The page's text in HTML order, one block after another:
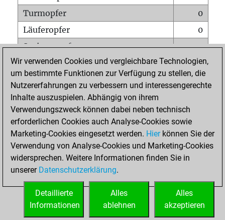
Turmopfer
0
Läuferopfer
0
Springeropfer
0
Bauernopfer
2
Matt auf vollem Brett
0
Bauer setzt Matt
Erstickte Matts
Unterverwandlungen
0
Türme auf der siebten
0
STARTSEITE
Wir verwenden Cookies und vergleichbare Technologien,
um bestimmte Funktionen zur Verfügung zu stellen, die
Nutzererfahrungen zu verbessern und interessengerechte
Inhalte auszuspielen. Abhängig von ihrem
Verwendungszweck können dabei neben technisch
erforderlichen Cookies auch Analyse-Cookies sowie
Marketing-Cookies eingesetzt werden. Hierkönnen Sie der
Verwendung von Analyse-Cookies und Marketing-Cookies
widersprechen. Weitere Informationen finden Sie in
unserer Datenschutzerklärung.
Alles
akzeptieren
Alles
ablehnen
Detaillierte
Informationen